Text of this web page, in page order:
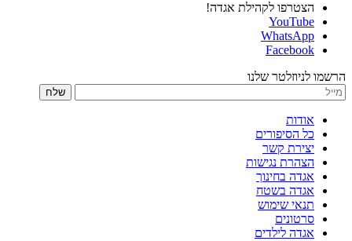
הצטרפו לקהילת אגדה!
YouTube
WhatsApp
Facebook
הרשמו לניוזלטר שלנו
שלח
אודות
כל הסיפורים
יצירת קשר
הצהרת נגישות
אגדה בחינוך
אגדה בשטח
תנאי שימוש
סרטונים
אגדה לילדים